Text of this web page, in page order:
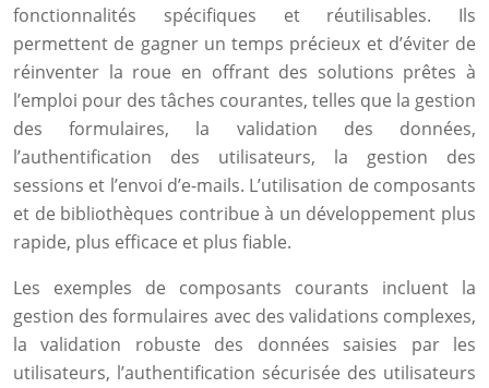
fonctionnalités spécifiques et réutilisables. Ils
permettent de gagner un temps précieux et d’éviter de
réinventer la roue en offrant des solutions prêtes à
l’emploi pour des tâches courantes, telles que la gestion
des formulaires, la validation des données,
l’authentification des utilisateurs, la gestion des
sessions et l’envoi d’e-mails. L’utilisation de composants
et de bibliothèques contribue à un développement plus
rapide, plus efficace et plus fiable.
Les exemples de composants courants incluent la
gestion des formulaires avec des validations complexes,
la validation robuste des données saisies par les
utilisateurs, l’authentification sécurisée des utilisateurs